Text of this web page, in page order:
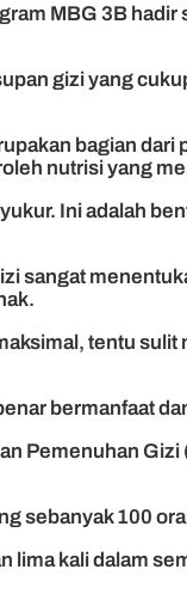
MBG 3B
gizi yang
bagian
nutrisi yang
Ini adalah
sangat
tentu
bermanfaat
Pemenuhan
sebanyak 100
lima kali dalam